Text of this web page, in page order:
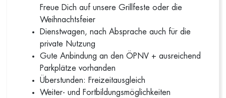
Freue Dich auf unsere Grillfeste oder die
Weihnachtsfeier
Dienstwagen, nach Absprache auch für die
private Nutzung
Gute Anbindung an den ÖPNV + ausreichend
Parkplätze vorhanden
Überstunden: Freizeitausgleich
Weiter- und Fortbildungsmöglichkeiten